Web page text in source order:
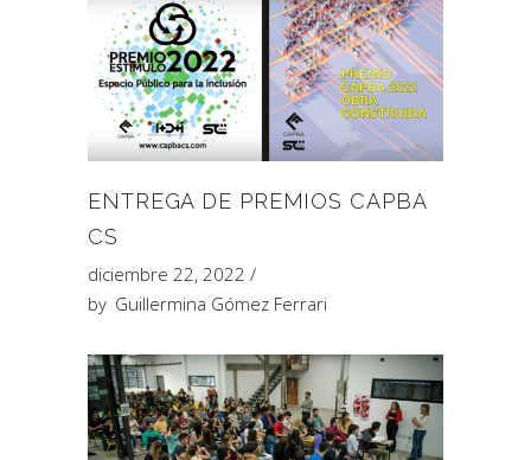
ENTREGA DE PREMIOS CAPBA
CS
diciembre 22, 2022
by Guillermina Gómez Ferrari